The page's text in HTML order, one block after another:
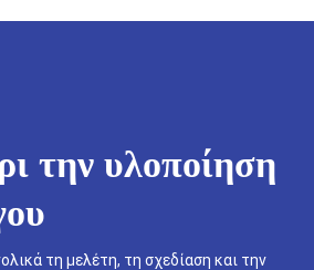
την υλοποίηση
τη μελέτη, τη σχεδίαση και την